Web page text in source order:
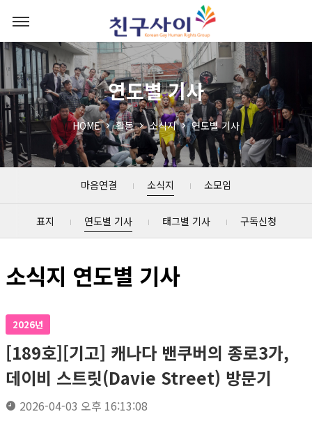
연도별 기사
HOME 활동 소식지 연도별 기사
마음연결 소식지 소모임
표지 연도별 기사 태그별 기사 구독신청
소식지 연도별 기사
2026년
[189호][기고] 캐나다 밴쿠버의 종로3가,
데이비 스트릿(Davie Street) 방문기
2026-04-03 오후 16:13:08